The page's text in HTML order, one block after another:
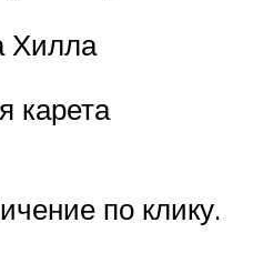
Хилла
карета
по клику.